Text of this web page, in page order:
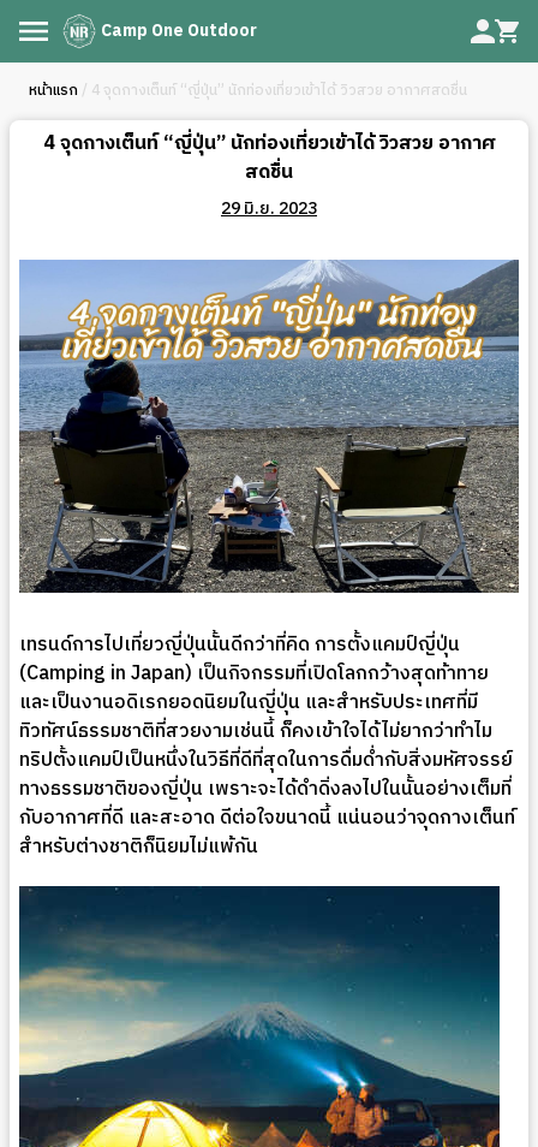
Camp One Outdoor
หน้าแรก / 4 จุดกางเต็นท์ “ญี่ปุ่น” นักท่องเที่ยวเข้าได้ วิวสวย อากาศสดชื่น
4 จุดกางเต็นท์ “ญี่ปุ่น” นักท่องเที่ยวเข้าได้ วิวสวย อากาศ
สดชื่น
29 มิ.ย. 2023
เทรนด์การไปเที่ยวญี่ปุ่นนั้นดีกว่าที่คิด การตั้งแคมป์ญี่ปุ่น
(Camping in Japan) เป็นกิจกรรมที่เปิดโลกกว้างสุดท้าทาย
และเป็นงานอดิเรกยอดนิยมในญี่ปุ่น และสำหรับประเทศที่มี
ทิวทัศน์ธรรมชาติที่สวยงามเช่นนี้ ก็คงเข้าใจได้ไม่ยากว่าทำไม
ทริปตั้งแคมป์เป็นหนึ่งในวิธีที่ดีที่สุดในการดื่มด่ำกับสิ่งมหัศจรรย์
ทางธรรมชาติของญี่ปุ่น เพราะจะได้ดำดิ่งลงไปในนั้นอย่างเต็มที่
กับอากาศที่ดี และสะอาด ดีต่อใจขนาดนี้ แน่นอนว่าจุดกางเต็นท์
สำหรับต่างชาติก็นิยมไม่แพ้กัน